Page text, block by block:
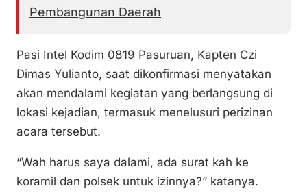
Pembangunan Daerah
Pasi Intel Kodim 0819 Pasuruan, Kapten Czi
Dimas Yulianto, saat dikonfirmasi menyatakan
akan mendalami kegiatan yang berlangsung di
lokasi kejadian, termasuk menelusuri perizinan
acara tersebut.
“Wah harus saya dalami, ada surat kah ke
koramil dan polsek untuk izinnya?” katanya.